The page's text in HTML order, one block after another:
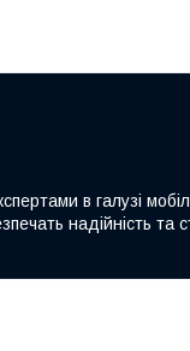
в галузі
надійність